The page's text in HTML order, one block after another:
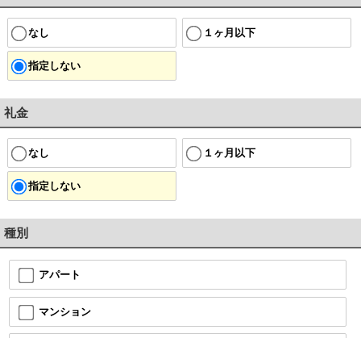
なし １ヶ月以下
指定しない
礼金
なし １ヶ月以下
指定しない
種別
アパート
マンション